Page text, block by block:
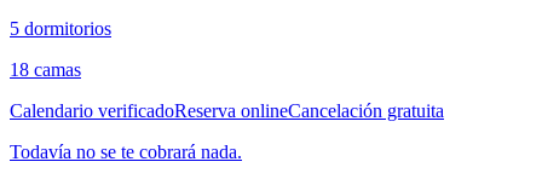
5 dormitorios
18 camas
Calendario verificadoReserva onlineCancelación gratuita
Todavía no se te cobrará nada.